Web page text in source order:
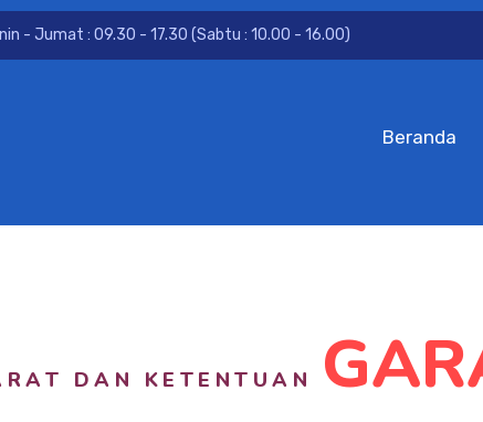
- Jumat : 09.30 - 17.30 (Sabtu : 10.00 - 16.00)
Beranda
DAN KETENTUAN